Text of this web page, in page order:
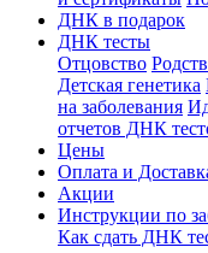
ДНК в подарок
ДНК тесты
Отцовство
Детская генетика
на заболевания
отчетов ДНК
Цены
Оплата и
Акции
Инструкции по
Как сдать ДНК